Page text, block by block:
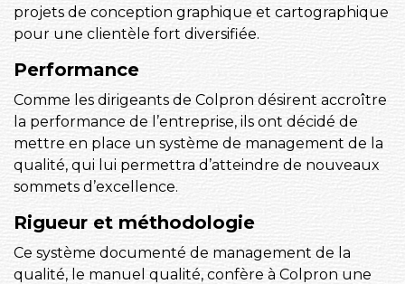
projets de conception graphique et cartographique
pour une clientèle fort diversifiée.
Performance
Comme les dirigeants de Colpron désirent accroître
la performance de l’entreprise, ils ont décidé de
mettre en place un système de management de la
qualité, qui lui permettra d’atteindre de nouveaux
sommets d’excellence.
Rigueur et méthodologie
Ce système documenté de management de la
qualité, le manuel qualité, confère à Colpron une